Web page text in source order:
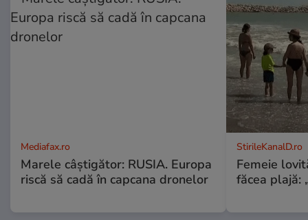
Mediafax.ro
Marele câștigător: RUSIA. Europa
riscă să cadă în capcana dronelor
StirileKanalD.ro
Femeie
făcea plajă: